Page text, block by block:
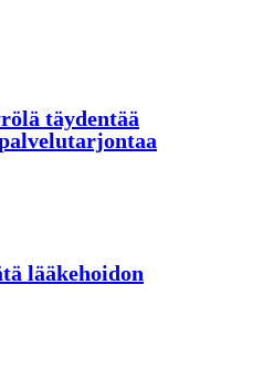
täydentää
lääkehoidon